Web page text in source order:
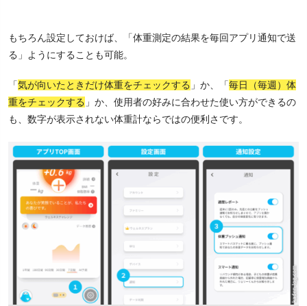
もちろん設定しておけば、「体重測定の結果を毎回アプリ通知で送
る」ようにすることも可能。
「気が向いたときだけ体重をチェックする 」か、「毎日（毎週）体
重をチェックする 」か、使用者の好みに合わせた使い方ができるの
も、数字が表示されない体重計ならではの便利さです。